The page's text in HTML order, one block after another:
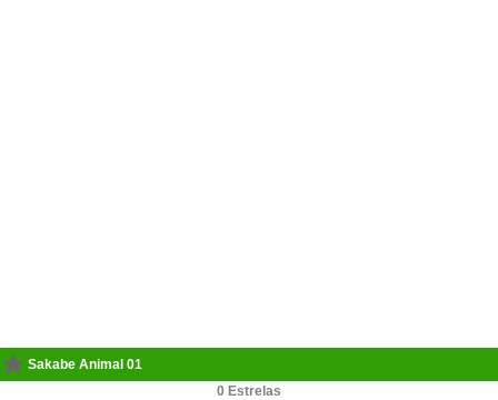
Sakabe Animal 01
0